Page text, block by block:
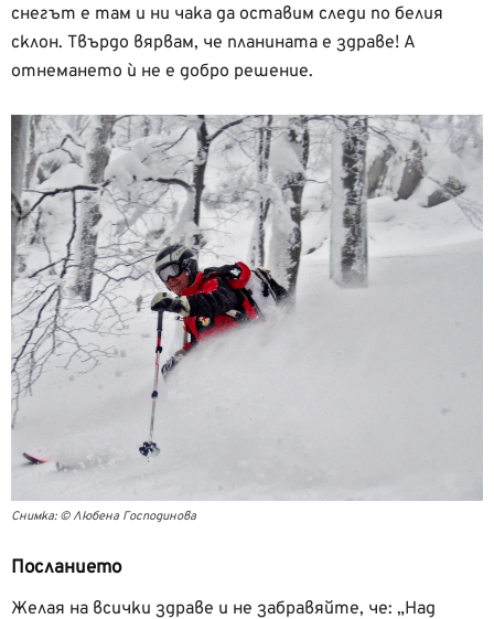
снегът е там и ни чака да оставим следи по белия
склон. Твърдо вярвам, че планината е здраве! А
отнемането ѝ не е добро решение.
Снимка: © Любена Господинова
Посланието
Желая на всички здраве и не забравяйте, че: „Над